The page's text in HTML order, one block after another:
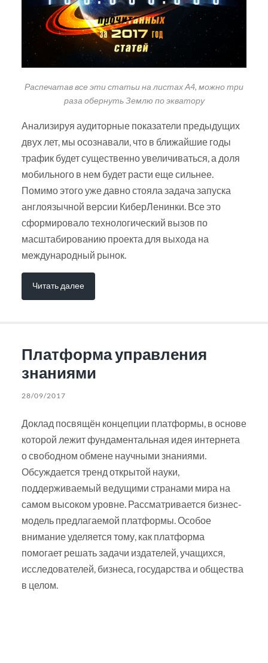
Распечатав все эти статьи на листах А4, можно три
раза обернуть Землю по экватору
Анализируя аудиторные показатели предыдущих
двух лет, мы осознавали, что в ближайшие годы
трафик будет существенно увеличиваться, а доля
мобильного в нем будет расти еще сильнее.
Помимо этого уже давно стояла задача запуска
англоязычной версии КиберЛенинки. Все это
сформировало технологический вызов по
масштабированию проекта для выхода на
международный рынок.
Читать далее
Платформа управления
знаниями
28/09/2017
Доклад посвящён концепции платформы, в основе
которой лежит фундаментальная идея интернета
о свободном обмене научными знаниями.
Обсуждается тренд открытой науки,
поддерживаемый ведущими странами мира на
самом высоком уровне. Рассматривается бизнес-
модель предлагаемой платформы. Особое
внимание уделяется тому, как платформа
помогает решать задачи издателей, учащихся,
исследователей, бизнеса, государства и общества
в целом.